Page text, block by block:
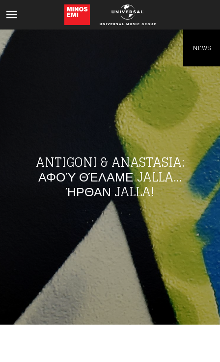
ANTIGONI & ANASTASIA:
ΑΦΟΎ ΘΈΛΑΜΕ JALLA…
ΉΡΘΑΝ JALLA!
NEWS
Like being first?
Get news from your favorite artists before
everyone else.